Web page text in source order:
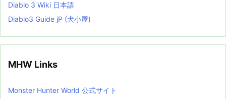
Diablo 3 Wiki 日本語
Diablo3 Guide jP (犬小屋)
MHW Links
Monster Hunter World 公式サイト